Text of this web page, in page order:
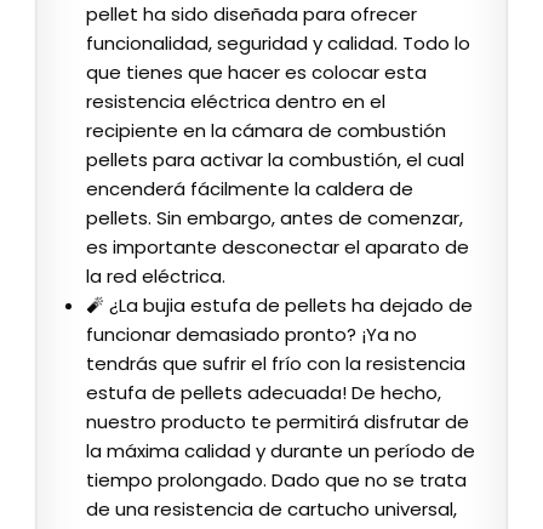
pellet ha sido diseñada para ofrecer
funcionalidad, seguridad y calidad. Todo lo
que tienes que hacer es colocar esta
resistencia eléctrica dentro en el
recipiente en la cámara de combustión
pellets para activar la combustión, el cual
encenderá fácilmente la caldera de
pellets. Sin embargo, antes de comenzar,
es importante desconectar el aparato de
la red eléctrica.
🧨 ¿La bujia estufa de pellets ha dejado de
funcionar demasiado pronto? ¡Ya no
tendrás que sufrir el frío con la resistencia
estufa de pellets adecuada! De hecho,
nuestro producto te permitirá disfrutar de
la máxima calidad y durante un período de
tiempo prolongado. Dado que no se trata
de una resistencia de cartucho universal,